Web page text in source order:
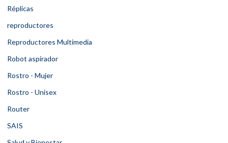
Réplicas
reproductores
Reproductores Multimedia
Robot aspirador
Rostro - Mujer
Rostro - Unisex
Router
SAIS